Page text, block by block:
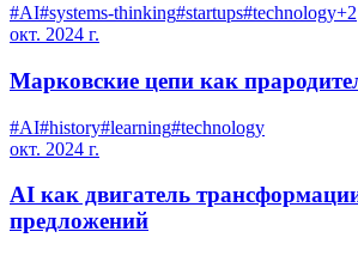
#AI#systems-thinking#startups#technology+2
окт. 2024 г.
Марковские цепи как
#AI#history#learning#technology
окт. 2024 г.
AI как двигатель
предложений